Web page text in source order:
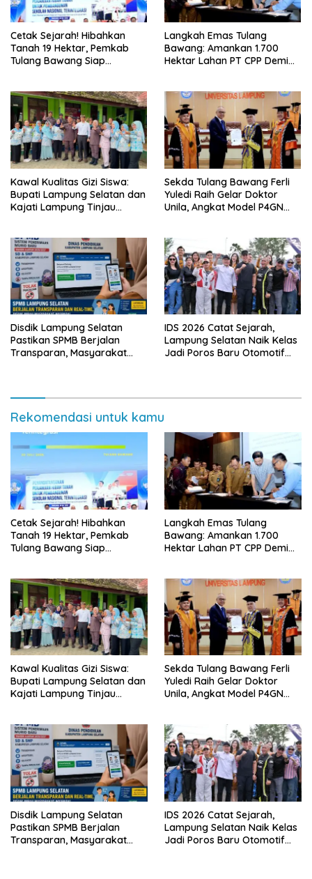
Cetak Sejarah! Hibahkan
Tanah 19 Hektar, Pemkab
Tulang Bawang Siap
Lampung
Langkah Emas Tulang
Bawang: Amankan 1.700
Hektar Lahan PT CPP Demi
Kawal Kualitas Gizi Siswa:
Bupati Lampung Selatan dan
Kajati Lampung Tinjau
Sekda Tulang Bawang Ferli
Yuledi Raih Gelar Doktor
Unila, Angkat Model P4GN
Disdik Lampung Selatan
Pastikan SPMB Berjalan
Transparan, Masyarakat
IDS 2026 Catat Sejarah,
Lampung Selatan Naik Kelas
Jadi Poros Baru Otomotif
Rekomendasi untuk kamu
Cetak Sejarah! Hibahkan
Tanah 19 Hektar, Pemkab
Tulang Bawang Siap
Lampung
Langkah Emas Tulang
Bawang: Amankan 1.700
Hektar Lahan PT CPP Demi
Kawal Kualitas Gizi Siswa:
Bupati Lampung Selatan dan
Kajati Lampung Tinjau
Sekda Tulang Bawang Ferli
Yuledi Raih Gelar Doktor
Unila, Angkat Model P4GN
Disdik Lampung Selatan
Pastikan SPMB Berjalan
Transparan, Masyarakat
IDS 2026 Catat Sejarah,
Lampung Selatan Naik Kelas
Jadi Poros Baru Otomotif